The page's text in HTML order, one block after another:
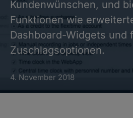
Kundenwünschen, und
Funktionen wie
Dashboard-Widgets und
Zuschlagsoptionen.
4. November 2018